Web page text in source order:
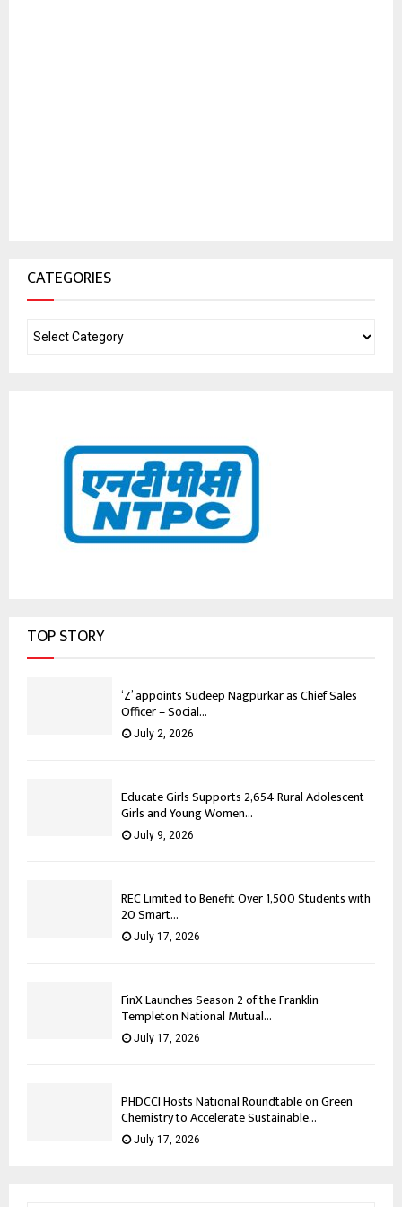
CATEGORIES
TOP STORY
‘Z’ appoints Sudeep Nagpurkar as Chief Sales
Officer – Social...
July 2, 2026
Educate Girls Supports 2,654 Rural Adolescent
Girls and Young Women...
July 9, 2026
REC Limited to Benefit Over 1,500 Students with
20 Smart...
July 17, 2026
FinX Launches Season 2 of the Franklin
Templeton National Mutual...
July 17, 2026
PHDCCI Hosts National Roundtable on Green
Chemistry to Accelerate Sustainable...
July 17, 2026